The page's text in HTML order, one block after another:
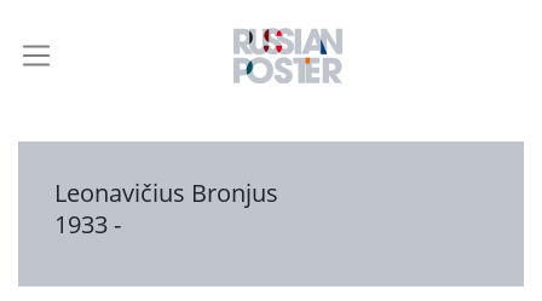
Leonavičius Bronjus
1933 -